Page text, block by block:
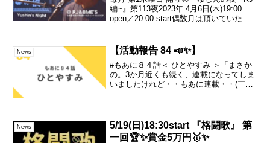
編~』第113夜2023年 4月6日(木)19:00
open／20:00 start偶数月は頂いていたリ
2023年の『ゆし...
News 【活動報告 84 📣✨】
#もあに８４話＜ ひとやすみ ＞「まさか
の。3か月近くも続く、連載になってしま
いましたけれど・・もあに連載・・(￣▽
する感覚。」...
News
5/19(日)18:30start 『格闘歌』 第
一回🏆✨賞金5万円🥇✨